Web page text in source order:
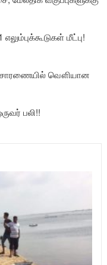
மீட்பு!
வௌியான
பலி!!